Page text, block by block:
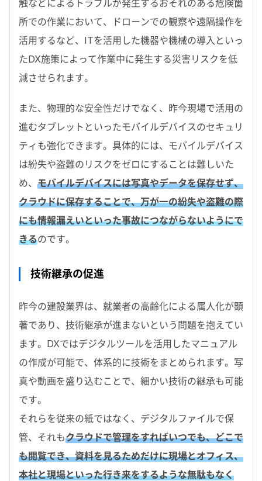
触などによるトラブルが発生するおそれのある危険箇
所での作業において、ドローンでの観察や遠隔操作を
活用するなど、ITを活用した機器や機械の導入といっ
たDX施策によって作業中に発生する災害リスクを低
減させられます。
また、物理的な安全性だけでなく、昨今現場で活用の
進むタブレットといったモバイルデバイスのセキュリ
ティも強化できます。具体的には、モバイルデバイス
は紛失や盗難のリスクをゼロにすることは難しいた
め、 モバイルデバイスには写真やデータを保存せず、
クラウドに保存することで、万が一の紛失や盗難の際
にも情報漏えいといった事故につながらないようにで
きるのです。
技術継承の促進
昨今の建設業界は、就業者の高齢化による属人化が顕
著であり、技術継承が進まないという問題を抱えてい
ます。DXではデジタルツールを活用したマニュアル
の作成が可能で、体系的に技術をまとめられます。写
真や動画を盛り込むことで、細かい技術の継承も可能
です。
それらを従来の紙ではなく、デジタルファイルで保
管、それもクラウドで管理をすればいつでも、どこで
も閲覧でき、資料を見るためだけに現場とオフィス、
本社と現場といった行き来をするような無駄もなく